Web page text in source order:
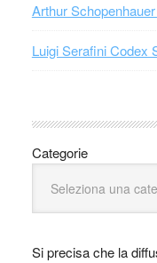
Arthur
Luigi Serafini Codex
Categorie
Si precisa che la